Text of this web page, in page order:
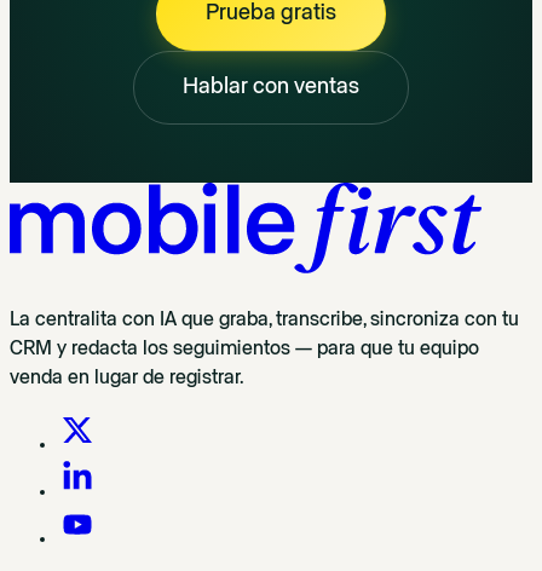
Prueba gratis
Hablar con ventas
La centralita con IA que graba, transcribe, sincroniza con tu
CRM y redacta los seguimientos — para que tu equipo
venda en lugar de registrar.